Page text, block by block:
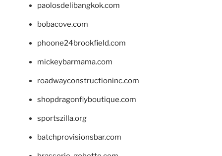
paolosdelibangkok.com
bobacove.com
phoone24brookfield.com
mickeybarmama.com
roadwayconstructioninc.com
shopdragonflyboutique.com
sportszilla.org
batchprovisionsbar.com